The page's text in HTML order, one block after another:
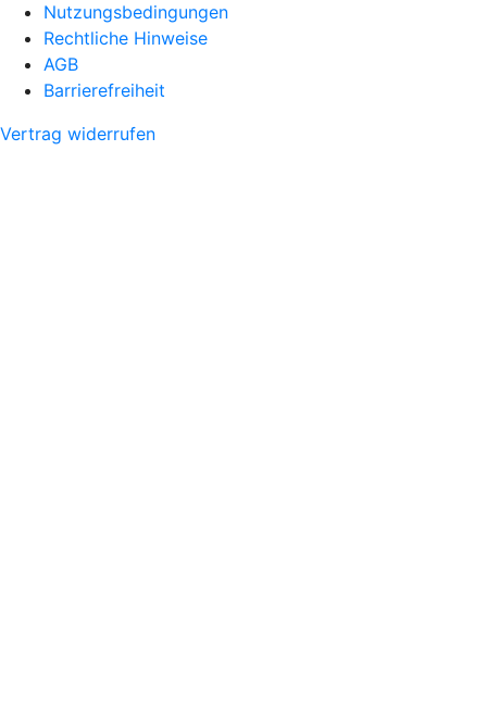
Nutzungsbedingungen
Rechtliche Hinweise
AGB
Barrierefreiheit
Vertrag widerrufen